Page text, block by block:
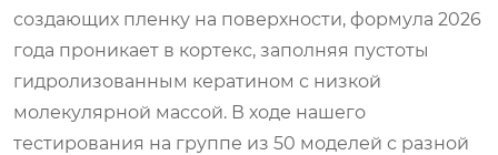
создающих пленку на поверхности, формула 2026
года проникает в кортекс, заполняя пустоты
гидролизованным кератином с низкой
молекулярной массой. В ходе нашего
тестирования на группе из 50 моделей с разной